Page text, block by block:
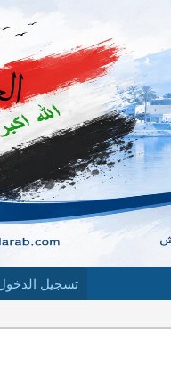
تسجيل